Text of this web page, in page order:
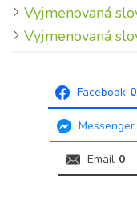
Vyjmenovaná
Vyjmenovaná
Facebook 0
Messenger
Email 0